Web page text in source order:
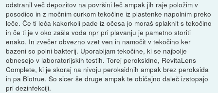
odstranil več depozitov na površini leč ampak jih raje položim v
posodico in z močnim curkom tekočine iz plastenke napolnim preko
leče. Če ti leča kakorkoli pade iz očesa jo moraš splaknit s tekočino
in če ti je v oko zašla voda npr pri plavanju je pametno storiti
enako. In zvečer obvezno vzet ven in namočit v tekočino ker
bazeni so polni bakterij. Uporabljam tekočine, ki se najbolje
obnesejo v laboratorijskih testih. Torej peroksidne, RevitaLens
Complete, ki je skoraj na nivoju peroksidnih ampak brez peroksida
in pa Biotrue. So sicer še druge ampak te običajno daleč izstopajo
pri dezinfekciji.